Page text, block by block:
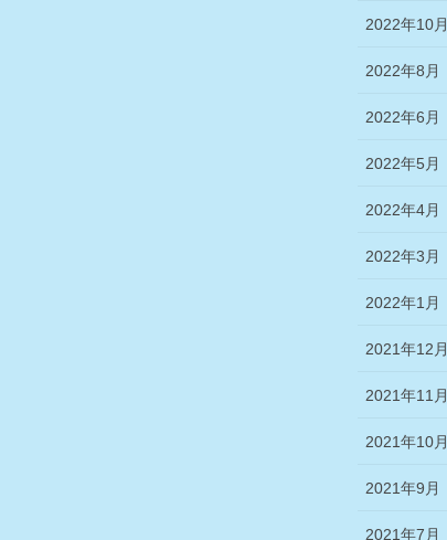
2022年10月
2022年8月
2022年6月
2022年5月
2022年4月
2022年3月
2022年1月
2021年12月
2021年11月
2021年10月
2021年9月
2021年7月